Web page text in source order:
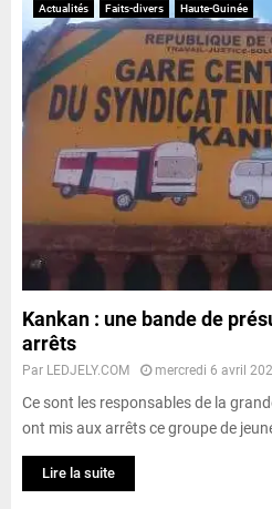
Actualités Faits-divers Haute-Guinée
Kankan : une bande de
arrêts
Par LEDJELY.COM mercredi 6 avril
Ce sont les responsables de la
ont mis aux arrêts ce groupe de
Lire la suite